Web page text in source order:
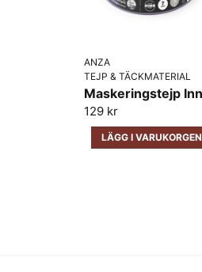
ANZA
TEJP & TÄCKMATERIAL
129 kr
LÄGG I VARUKORGEN